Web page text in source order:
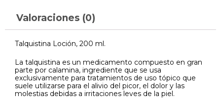
Valoraciones (0)
Talquistina Loción, 200 ml.
La talquistina es un medicamento compuesto en gran
parte por calamina, ingrediente que se usa
exclusivamente para tratamientos de uso tópico que
suele utilizarse para el alivio del picor, el dolor y las
molestias debidas a irritaciones leves de la piel.